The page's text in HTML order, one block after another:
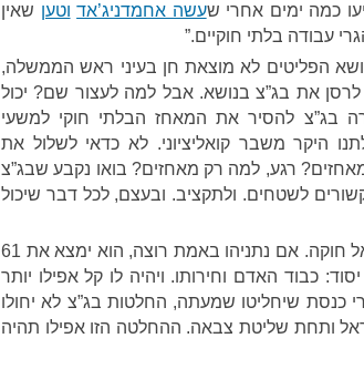
כמה ימים אחרי שעשה אחמדניג’אד וטען שאין
עבודה בלתי חוקיים.”
הפליטים לא מוצאת חן בעיני ראש הממשלה,
את בג”צ בנושא. אבל למה לעצור שם? יכול
בג”צ להסיר את המאחז הבלתי חוקי למשעי
היקר משבר קואליציוני. לא כדאי לשלול את
רגע, למה רק מאחזים? בואו נקבע שבג”צ
לשטחים. ולתקציב. ובעצם, לכל דבר שיכול
זה למעשה די פשוט. אין לישראל חוקה. אם נתניהו באמת רוצה, הוא ימצא את 61
כבוד האדם וחירותו. ויהיה לו קל אפילו יותר
כנסת שיחליטו שמעתה, החלטות בג”צ לא יחולו
ותחת שליטת צבאה. ההחלטה הזו אפילו תהיה